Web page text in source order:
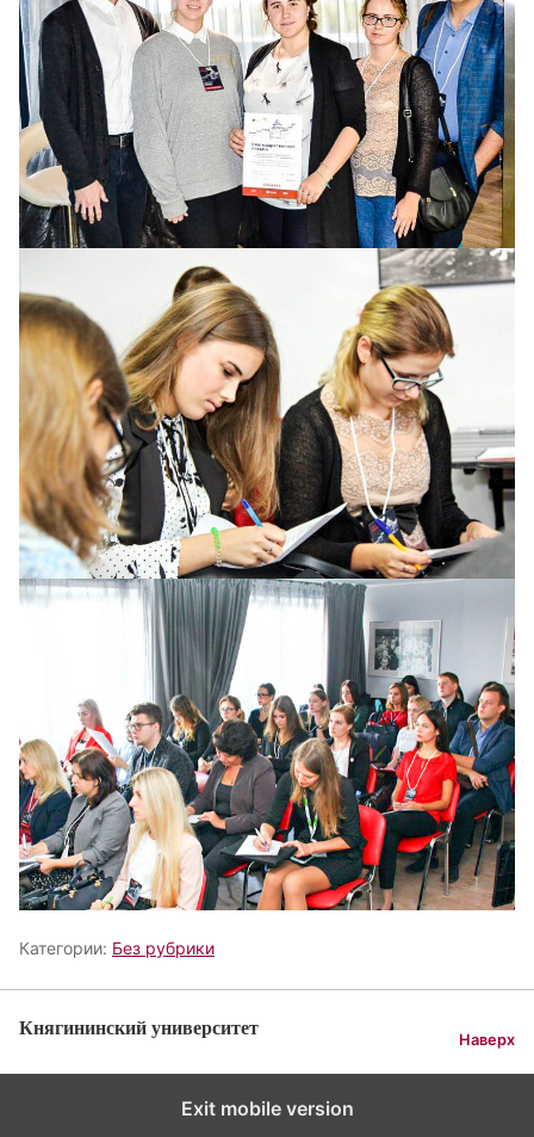
Категории: Без рубрики
Княгининский университет Наверх
Exit mobile version